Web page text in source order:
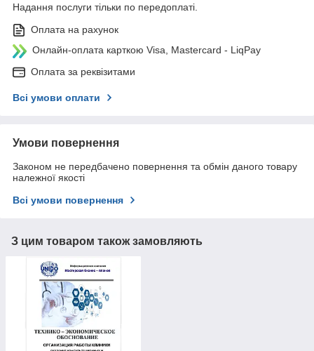
Надання послуги тільки по передоплаті.
Оплата на рахунок
Онлайн-оплата карткою Visa, Mastercard - LiqPay
Оплата за реквізитами
Всі умови оплати
Умови повернення
Законом не передбачено повернення та обмін даного товару
належної якості
Всі умови повернення
З цим товаром також замовляють